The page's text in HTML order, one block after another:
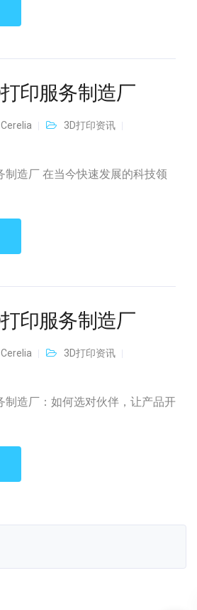
印服务制造厂
Cerelia
3D打印资讯
制造厂
制造厂 在当今快速发展的科技领
印服务制造厂
Cerelia
3D打印资讯
制造厂
制造厂：如何选对伙伴，让产品开